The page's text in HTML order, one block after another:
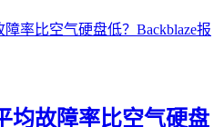
均故障率比空气硬盘